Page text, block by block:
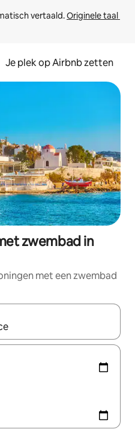
vertaald. Originele taal
Je plek op Airbnb zetten
zwembad in
met een zwembad
zijn, maak je een keuze